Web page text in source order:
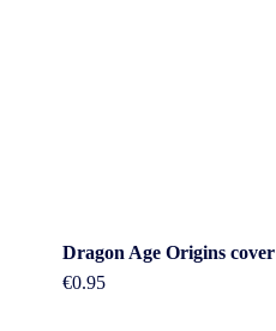
Dragon Age Origins cover
€0.95